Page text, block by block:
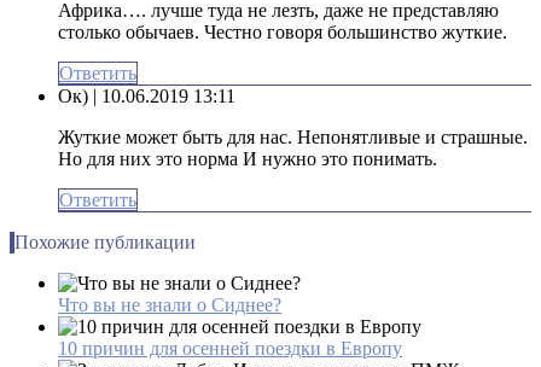
Африка…. лучше туда не лезть, даже не представляю
столько обычаев. Честно говоря большинство жуткие.
Ответить
Ок) | 10.06.2019 13:11
Жуткие может быть для нас. Непонятливые и страшные.
Но для них это норма И нужно это понимать.
Ответить
Похожие публикации
Что вы не знали о Сиднее?
10 причин для осенней поездки в Европу